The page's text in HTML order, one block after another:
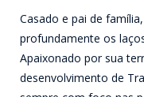
Casado e pai de
profundamente os
Apaixonado por sua
desenvolvimento de